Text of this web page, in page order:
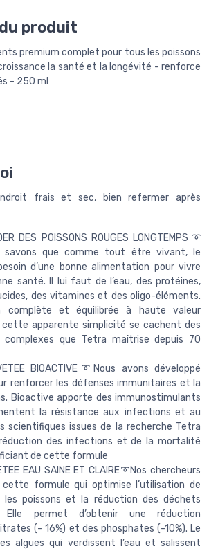
produit
premium complet pour tous les poissons
la santé et la longévité - renforce
- 250 ml
frais et sec, bien refermer après
DES POISSONS ROUGES LONGTEMPS ➰
savons que comme tout être vivant, le
d’une bonne alimentation pour vivre
santé. Il lui faut de l’eau, des protéines,
des vitamines et des oligo-éléments.
complète et équilibrée à haute valeur
apparente simplicité se cachent des
complexes que Tetra maîtrise depuis 70
BIOACTIVE➰Nous avons développé
renforcer les défenses immunitaires et la
Bioactive apporte des immunostimulants
la résistance aux infections et au
scientifiques issues de la recherche Tetra
des infections et de la mortalité
de cette formule
EAU SAINE ET CLAIRE➰Nos chercheurs
formule qui optimise l’utilisation de
les poissons et la réduction des déchets
Elle permet d’obtenir une réduction
(- 16%) et des phosphates (-10%). Le
algues qui verdissent l’eau et salissent